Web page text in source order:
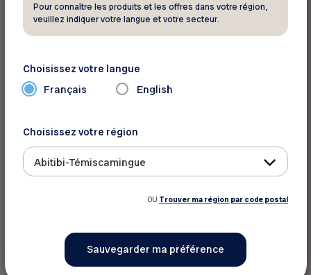
Inscrivez-vous aussi à l’infolettre Virage afin
de découvrir en primeur nos reportages
entrevues enrichissantes sur la santé, le bien-
être, les tendances, les finances personnelles
Un simple clic pour vous brancher à l’essentiel
de la FADOQ.
Je suis déjà membre de la FADOQ
Pour connaître les produits et les offres dans votre région,
veuillez indiquer votre langue et votre secteur.
Choisissez votre langue
Français English
Choisissez votre région
Abitibi-Témiscamingue
OU Trouver ma région par code postal